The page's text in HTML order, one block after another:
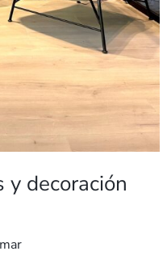
y decoración